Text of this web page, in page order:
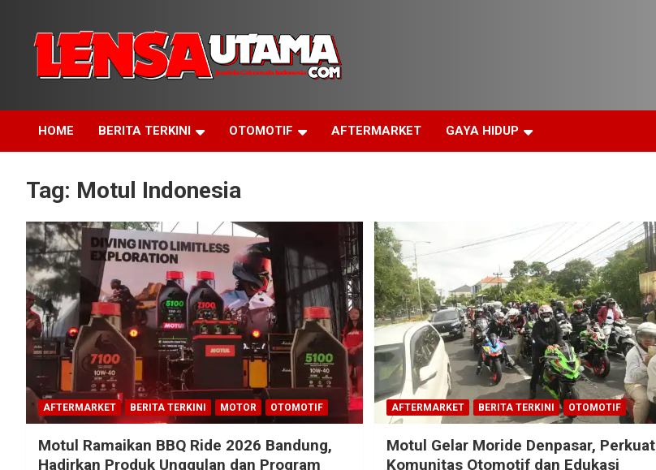
content
LensaUtama
HOME BERITA TERKINI OTOMOTIF AFTERMARKET GAYA HIDUP
Tag: Motul Indonesia
AFTERMARKET BERITA TERKINI MOTOR OTOMOTIF
Motul Ramaikan BBQ Ride 2026 Bandung,
Hadirkan Produk Unggulan dan Program
AFTERMARKET BERITA TERKINI OTOMOTIF
Motul Gelar Moride Denpasar, Perkuat
Komunitas Otomotif dan Edukasi